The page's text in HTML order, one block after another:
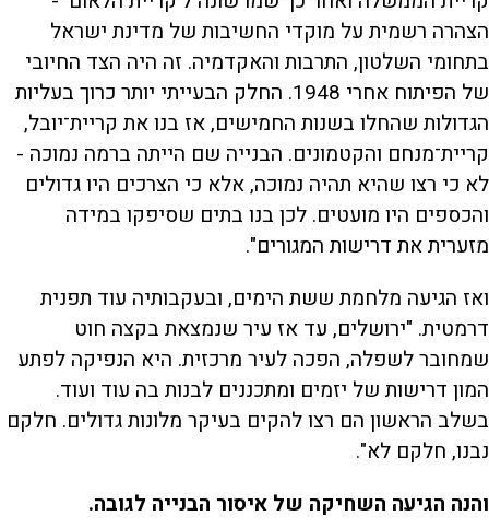
הצהרה רשמית על מוקדי החשיבות של מדינת ישראל
בתחומי השלטון, התרבות והאקדמיה. זה היה הצד החיובי
של הפיתוח אחרי 1948. החלק הבעייתי יותר כרוך בעליות
הגדולות שהחלו בשנות החמישים, אז בנו את קריית־יובל,
קריית־מנחם והקטמונים. הבנייה שם הייתה ברמה נמוכה -
לא כי רצו שהיא תהיה נמוכה, אלא כי הצרכים היו גדולים
והכספים היו מועטים. לכן בנו בתים שסיפקו במידה
מזערית את דרישות המגורים".
ואז הגיעה מלחמת ששת הימים, ובעקבותיה עוד תפנית
דרמטית. "ירושלים, עד אז עיר שנמצאת בקצה חוט
שמחובר לשפלה, הפכה לעיר מרכזית. היא הנפיקה לפתע
המון דרישות של יזמים ומתכננים לבנות בה עוד ועוד.
בשלב הראשון הם רצו להקים בעיקר מלונות גדולים. חלקם
נבנו, חלקם לא".
והנה הגיעה השחיקה של איסור הבנייה לגובה.